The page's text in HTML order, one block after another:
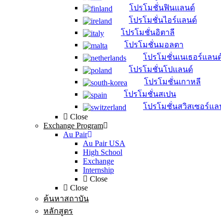
โปรโมชั่นฟินแลนด์
โปรโมชั่นไอร์แลนด์
โปรโมชั่นอิตาลี
โปรโมชั่นมอลตา
โปรโมชั่นเนเธอร์แลน
โปรโมชั่นโปแลนด์
โปรโมชั่นเกาหลี
โปรโมชั่นสเปน
โปรโมชั่นสวิสเซอร์แ
Close
Exchange Program
Au Pair
Au Pair USA
High School
Exchange
Internship
Close
Close
ค้นหาสถาบัน
หลักสูตร